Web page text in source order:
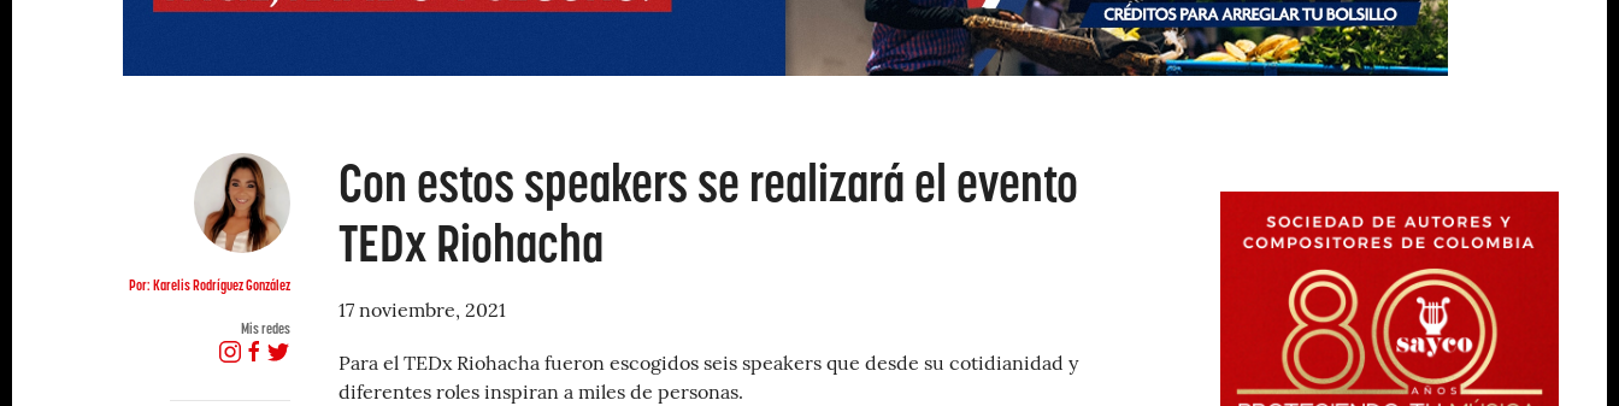
Por: Karelis Rodríguez González
Mis redes
Con estos speakers se realizará el evento
TEDx Riohacha
17 noviembre, 2021
Para el TEDx Riohacha fueron escogidos seis speakers que desde su cotidianidad y
diferentes roles inspiran a miles de personas.